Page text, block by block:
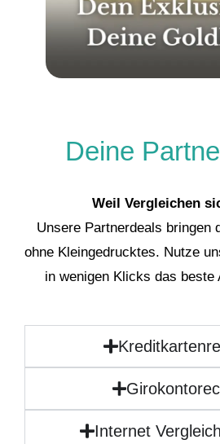
Deine
Weil Vergleichen
Unsere Partnerdeals bringen
ohne Kleingedrucktes. Nutze
in wenigen Klicks das beste
Internet